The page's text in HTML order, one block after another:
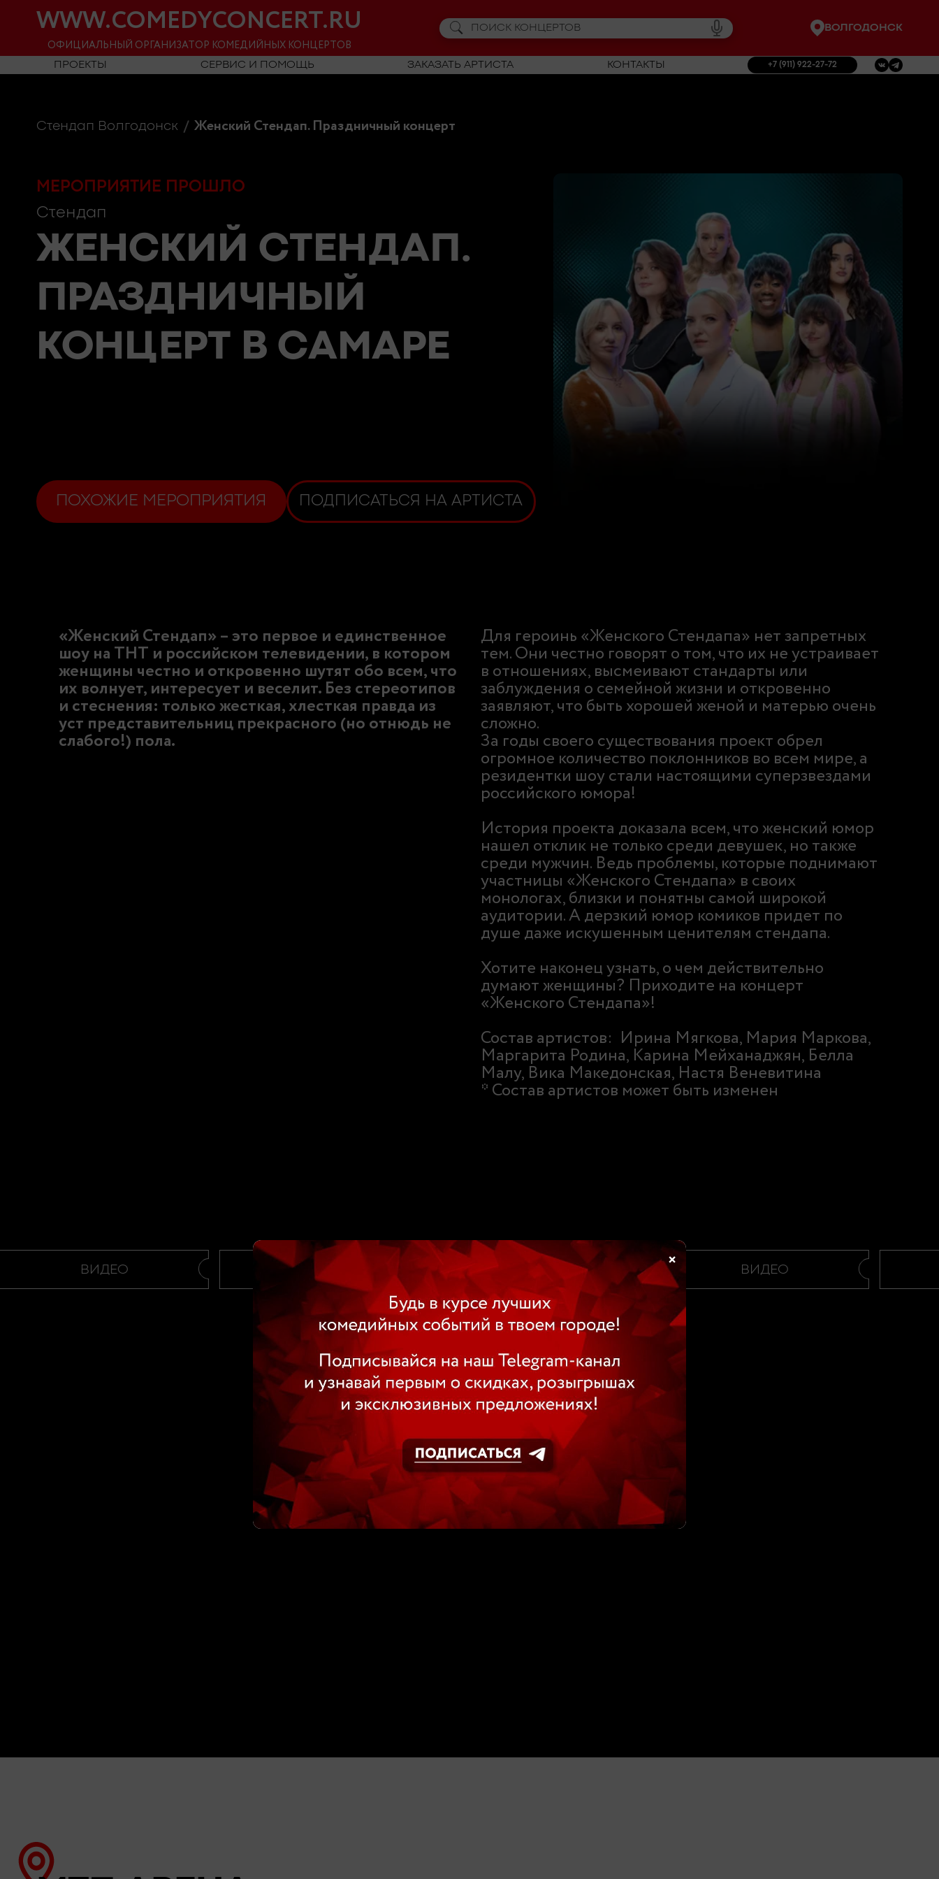
×
WWW.COMEDYCONCERT.RU
ОФИЦИАЛЬНЫЙ ОРГАНИЗАТОР КОМЕДИЙНЫХ КОНЦЕРТОВ
ВОЛГОДОНСК
ПРОЕКТЫ СЕРВИС И ПОМОЩЬ ЗАКАЗАТЬ АРТИСТА КОНТАКТЫ +7 (911) 922-27-72
Стендап Волгодонск Женский Стендап. Праздничный концерт
МЕРОПРИЯТИЕ ПРОШЛО
Стендап
ЖЕНСКИЙ СТЕНДАП.
ПРАЗДНИЧНЫЙ
КОНЦЕРТ В САМАРЕ
ПОХОЖИЕ МЕРОПРИЯТИЯ ПОДПИСАТЬСЯ НА АРТИСТА
«Женский Стендап» – это первое и единственное
шоу на ТНТ и российском телевидении, в котором
женщины честно и откровенно шутят обо всем, что
их волнует, интересует и веселит. Без стереотипов
и стеснения: только жесткая, хлесткая правда из
уст представительниц прекрасного (но отнюдь не
слабого!) пола.
Для героинь «Женского Стендапа» нет запретных
тем. Они честно говорят о том, что их не устраивает
в отношениях, высмеивают стандарты или
заблуждения о семейной жизни и откровенно
заявляют, что быть хорошей женой и матерью очень
сложно.
За годы своего существования проект обрел
огромное количество поклонников во всем мире, а
резидентки шоу стали настоящими суперзвездами
российского юмора!
История проекта доказала всем, что женский юмор
нашел отклик не только среди девушек, но также
среди мужчин. Ведь проблемы, которые поднимают
участницы «Женского Стендапа» в своих
монологах, близки и понятны самой широкой
аудитории. А дерзкий юмор комиков придет по
душе даже искушенным ценителям стендапа.
Хотите наконец узнать, о чем действительно
думают женщины? Приходите на концерт
«Женского Стендапа»!
Состав артистов: Ирина Мягкова, Мария Маркова,
Маргарита Родина, Карина Мейханаджян, Белла
Малу, Вика Македонская, Настя Веневитина
* Состав артистов может быть изменен
ВИДЕО ВИДЕО ВИДЕО ВИДЕО